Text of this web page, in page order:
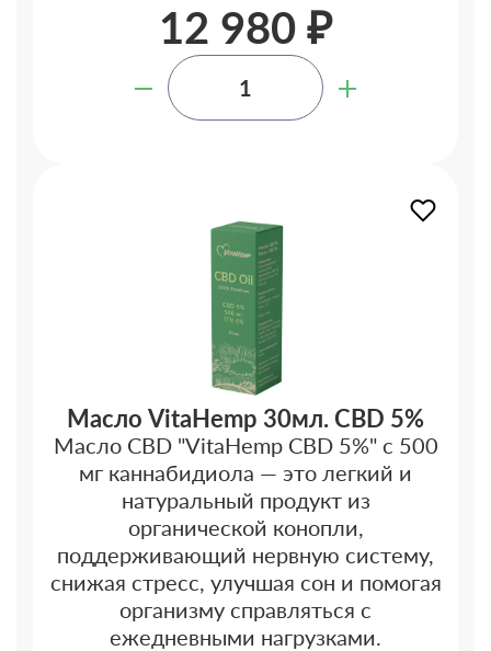
12 980 ₽
Масло VitaHemp 30мл. CBD 5%
Масло CBD "VitaHemp CBD 5%" с 500
мг каннабидиола — это легкий и
натуральный продукт из
органической конопли,
поддерживающий нервную систему,
снижая стресс, улучшая сон и помогая
организму справляться с
ежедневными нагрузками.